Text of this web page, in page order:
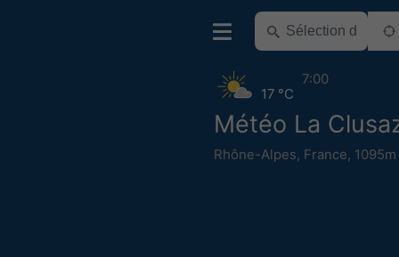
Météo La
Rhône-Alpes, France,
17 °C
7:00